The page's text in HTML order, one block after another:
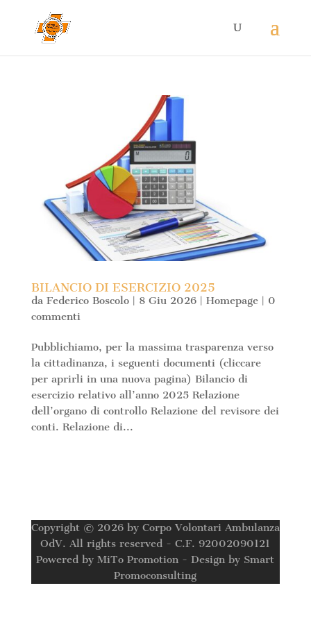
BILANCIO DI ESERCIZIO 2025
da Federico Boscolo| 8 Giu 2026| Homepage| 0
commenti
Pubblichiamo, per la massima trasparenza verso
la cittadinanza, i seguenti documenti (cliccare
per aprirli in una nuova pagina) Bilancio di
esercizio relativo all’anno 2025 Relazione
dell’organo di controllo Relazione del revisore dei
conti. Relazione di...
Copyright © 2026 by Corpo Volontari Ambulanza
OdV. All rights reserved - C.F. 92002090121
Powered by MiTo Promotion - Design by Smart
Promoconsulting